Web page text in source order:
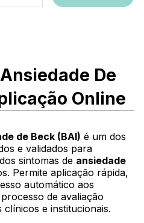
De
Online
de Beck (BAI) é um dos
e validados para
sintomas de ansiedade
Permite aplicação rápida,
automático aos
de avaliação
e institucionais.